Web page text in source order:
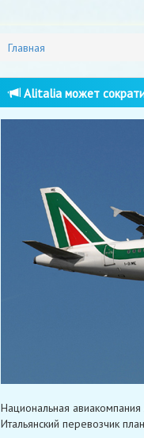
Главная
Alitalia может
Национальная
Итальянский перевозчик